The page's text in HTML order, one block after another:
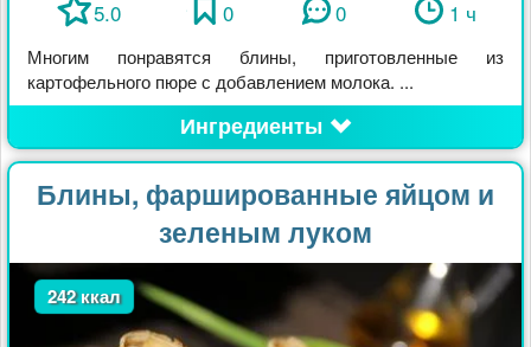
5.0 0 0 1 ч
Многим понравятся блины, приготовленные из
картофельного пюре с добавлением молока. ...
Ингредиенты
Блины, фаршированные яйцом и
зеленым луком
242 ккал